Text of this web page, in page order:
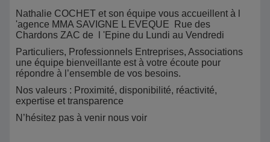
Nathalie COCHET et son équipe vous accueillent à l
'agence MMA SAVIGNE L EVEQUE Rue des
Chardons ZAC de l 'Epine du Lundi au Vendredi
Particuliers, Professionnels Entreprises, Associations
une équipe bienveillante est à votre écoute pour
répondre à l’ensemble de vos besoins.
Nos valeurs : Proximité, disponibilité, réactivité,
expertise et transparence
N’hésitez pas à venir nous voir